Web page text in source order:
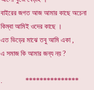
বাইরের জগত আজ আমার কাছে অচেনা
কিম্বা আমিই ওদের কাছে ।
এত ভিড়ের মাঝে তবু আমি একা ,
এ সমাজ কি আমার জন্য নয় ?
. ***************